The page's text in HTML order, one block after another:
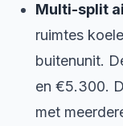
Multi-split
ruimtes
buitenunit.
en €5.300.
met